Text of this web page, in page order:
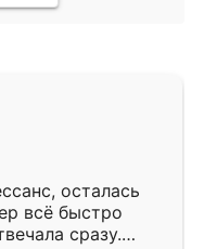
осталась
всё быстро
сразу.